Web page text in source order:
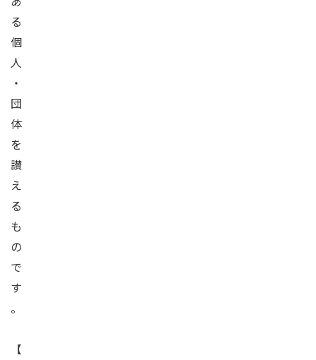
る
個
人
・
団
体
を
讃
え
る
も
の
で
す
。
【